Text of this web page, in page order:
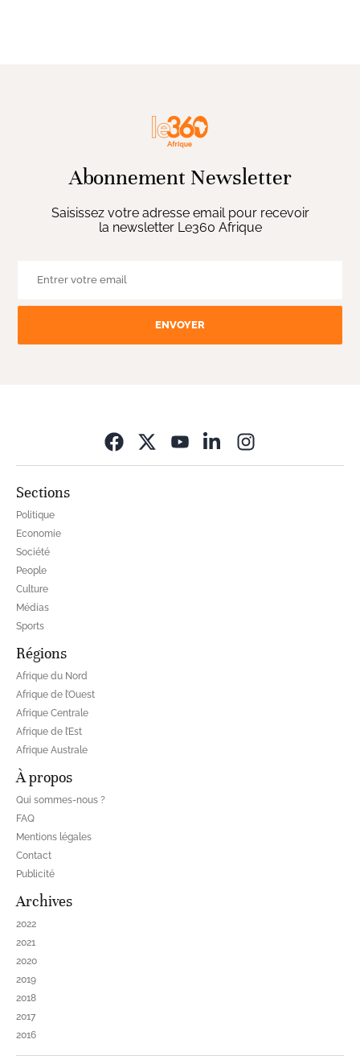
Abonnement Newsletter
Saisissez votre adresse email pour recevoir
la newsletter Le360 Afrique
ENVOYER
Sections
Politique
Economie
Société
People
Culture
Médias
Sports
Régions
Afrique du Nord
Afrique de l’Ouest
Afrique Centrale
Afrique de l’Est
Afrique Australe
À propos
Qui sommes-nous ?
FAQ
Mentions légales
Contact
Publicité
Archives
2022
2021
2020
2019
2018
2017
2016